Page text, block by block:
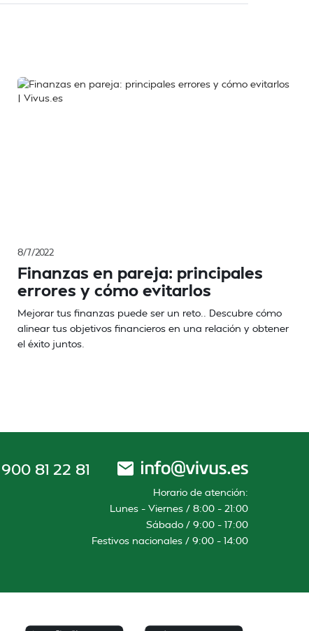
8/7/2022
Finanzas en pareja: principales
errores y cómo evitarlos
Mejorar tus finanzas puede ser un reto.. Descubre cómo
alinear tus objetivos financieros en una relación y obtener
el éxito juntos.
900 81 22 81
Horario de atención:
Lunes – Viernes / 8:00 – 21:00
Sábado / 9:00 – 17:00
Festivos nacionales / 9:00 – 14:00